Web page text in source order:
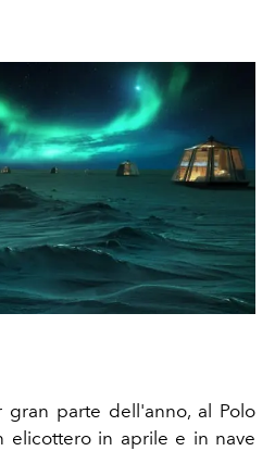
parte dell'anno, al Polo
elicottero in aprile e in nave